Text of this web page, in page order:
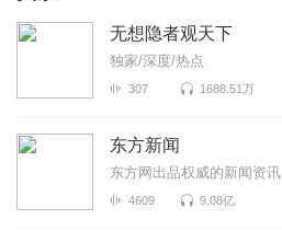
无想隐者观天下
独家/深度/热点
307 1688.51万
东方新闻
东方网出品权威的新闻资讯
4609 9.08亿